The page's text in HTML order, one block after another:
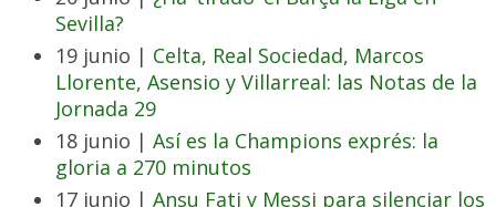
Sevilla?
19 junio | Celta, Real Sociedad, Marcos
Llorente, Asensio y Villarreal: las Notas de la
Jornada 29
18 junio | Así es la Champions exprés: la
gloria a 270 minutos
17 junio | Ansu Fati y Messi para silenciar los